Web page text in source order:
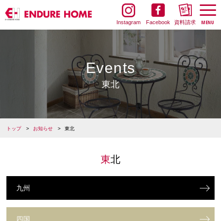
Instagram Facebook 資料請求
Events
東北
トップ お知らせ 東北
東北
九州
四国